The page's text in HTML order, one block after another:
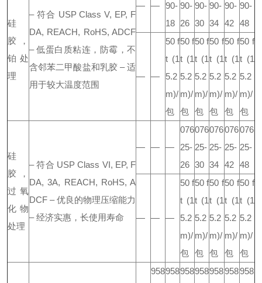
硅
胶，
铂处
理
– 符合 USP Class V, EP, F
DA, REACH, RoHS, ADCF
– 低蛋白质粘连，防霉，不
含邻苯二甲酸盐和乳胶– 适
用于较大温度范围
— — 90-
18
90-
26
90-
30
90-
34
90-
42
90-
48
— —
50 f
t (1
5.2
m)/
包
50 f
t (1
5.2
m)/
包
50 f
t (1
5.2
m)/
包
50 f
t (1
5.2
m)/
包
50 f
t (1
5.2
m)/
包
50 f
t (1
5.2
m)/
包
硅
胶，
过氧
化物
处理
– 符合 USP Class VI, EP, F
DA, 3A, REACH, RoHS, A
DCF – 优良的物理压缩能力
– 经济实惠，长使用寿命
— — —
076
25-
26
076
25-
30
076
25-
34
076
25-
42
076
25-
48
— — —
50 f
t (1
5.2
m)/
包
50 f
t (1
5.2
m)/
包
50 f
t (1
5.2
m)/
包
50 f
t (1
5.2
m)/
包
50 f
t (1
5.2
m)/
包
958958958958958958958